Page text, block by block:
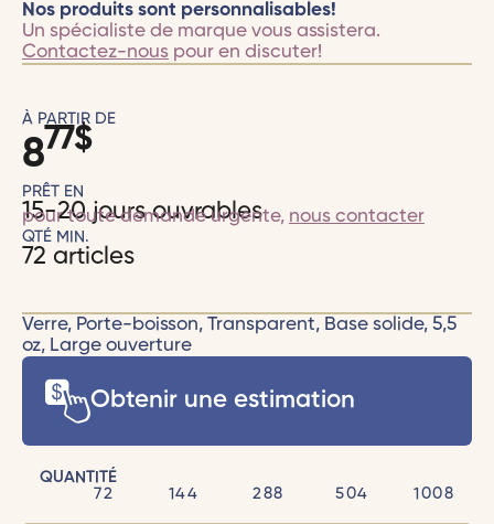
Nos produits sont personnalisables!
Un spécialiste de marque vous assistera.
Contactez-nouspour en discuter!
À PARTIR DE
877$
PRÊT EN
15-20 jours ouvrables
pour toute demande urgente, nous contacter
QTÉ MIN.
72 articles
Verre, Porte-boisson, Transparent, Base solide, 5,5
oz, Large ouverture
Obtenir une estimation
QUANTITÉ
72
144 288 504 1008